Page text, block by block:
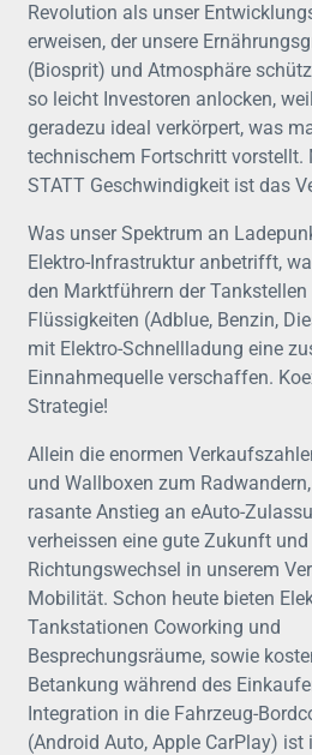
Revolution als unser
erweisen, der unsere
(Biosprit) und Atmosphäre
so leicht Investoren anlocken,
geradezu ideal verkörpert, was
technischem Fortschritt vorstellt.
STATT Geschwindigkeit ist das
Was unser Spektrum an
Elektro-Infrastruktur anbetrifft,
den Marktführern der
Flüssigkeiten (Adblue, Benzin,
mit Elektro-Schnellladung eine
Einnahmequelle verschaffen.
Strategie!
Allein die enormen
und Wallboxen zum
rasante Anstieg an eAuto-
verheissen eine gute Zukunft und
Richtungswechsel in unserem
Mobilität. Schon heute bieten
Tankstationen Coworking und
Besprechungsräume, sowie
Betankung während des
Integration in die Fahrzeug-
(Android Auto, Apple CarPlay) ist